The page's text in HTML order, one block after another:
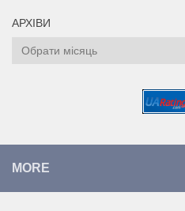
АРХІВИ
Архіви
MORE